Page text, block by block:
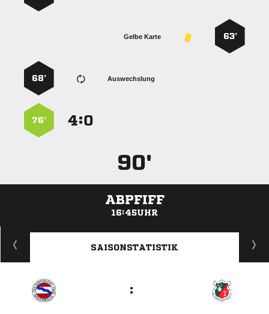
63’
Gelbe Karte
Auswechslung
68’
:
76’
90'
ABPFIFF
16:45UHR
ANZEIGE
SAISONSTATISTIK
: